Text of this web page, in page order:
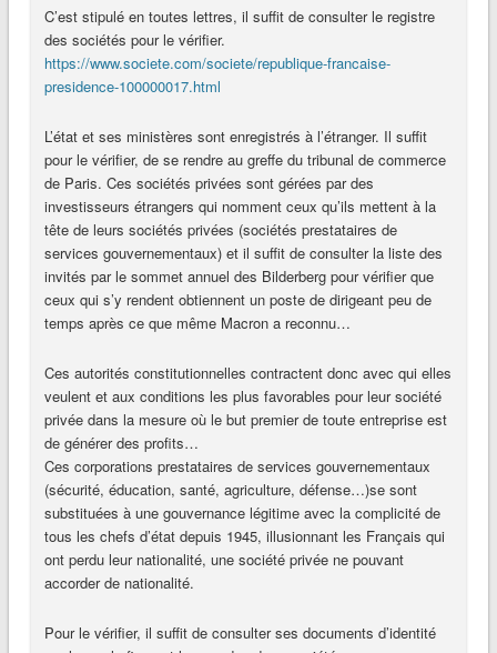
C’est stipulé en toutes lettres, il suffit de consulter le registre
des sociétés pour le vérifier.
https://www.societe.com/societe/republique-francaise-
presidence-100000017.html
L’état et ses ministères sont enregistrés à l’étranger. Il suffit
pour le vérifier, de se rendre au greffe du tribunal de commerce
de Paris. Ces sociétés privées sont gérées par des
investisseurs étrangers qui nomment ceux qu’ils mettent à la
tête de leurs sociétés privées (sociétés prestataires de
services gouvernementaux) et il suffit de consulter la liste des
invités par le sommet annuel des Bilderberg pour vérifier que
ceux qui s’y rendent obtiennent un poste de dirigeant peu de
temps après ce que même Macron a reconnu…
Ces autorités constitutionnelles contractent donc avec qui elles
veulent et aux conditions les plus favorables pour leur société
privée dans la mesure où le but premier de toute entreprise est
de générer des profits…
Ces corporations prestataires de services gouvernementaux
(sécurité, éducation, santé, agriculture, défense…)se sont
substituées à une gouvernance légitime avec la complicité de
tous les chefs d’état depuis 1945, illusionnant les Français qui
ont perdu leur nationalité, une société privée ne pouvant
accorder de nationalité.
Pour le vérifier, il suffit de consulter ses documents d’identité